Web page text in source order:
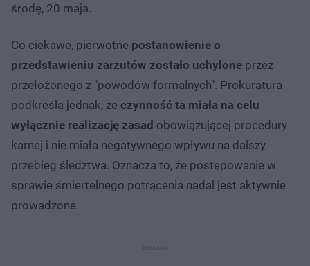
środę, 20 maja.
Co ciekawe, pierwotne postanowienie o
przedstawieniu zarzutów zostało uchylone przez
przełożonego z "powodów formalnych". Prokuratura
podkreśla jednak, że czynność ta miała na celu
wyłącznie realizację zasad obowiązującej procedury
karnej i nie miała negatywnego wpływu na dalszy
przebieg śledztwa. Oznacza to, że postępowanie w
sprawie śmiertelnego potrącenia nadal jest aktywnie
prowadzone.